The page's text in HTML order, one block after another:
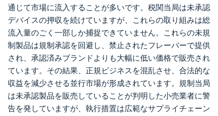
通じて市場に流入することが多いです。税関当局は未承認
デバイスの押収を続けていますが、これらの取り組みは総
流入量のごく一部しか捕捉できていません。これらの未規
制製品は規制承認を回避し、禁止されたフレーバーで提供
され、承認済みブランドよりも大幅に低い価格で販売され
ています。その結果、正規ビジネスを混乱させ、合法的な
収益を減少させる並行市場が形成されています。規制当局
は未承認製品を販売していることが判明した小売業者に警
告を発していますが、執行措置は広範なサプライチェーン